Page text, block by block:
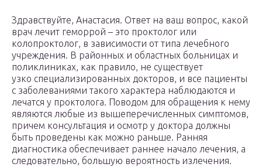
Здравствуйте, Анастасия. Ответ на ваш вопрос, какой
врач лечит геморрой – это проктолог или
колопроктолог, в зависимости от типа лечебного
учреждения. В районных и областных больницах и
поликлиниках, как правило, не существует
узко специализированных докторов, и все пациенты
с заболеваниями такого характера наблюдаются и
лечатся у проктолога. Поводом для обращения к нему
являются любые из вышеперечисленных симптомов,
причем консультация и осмотр у доктора должны
быть проведены как можно раньше. Ранняя
диагностика обеспечивает раннее начало лечения, а
следовательно, большую вероятность излечения.